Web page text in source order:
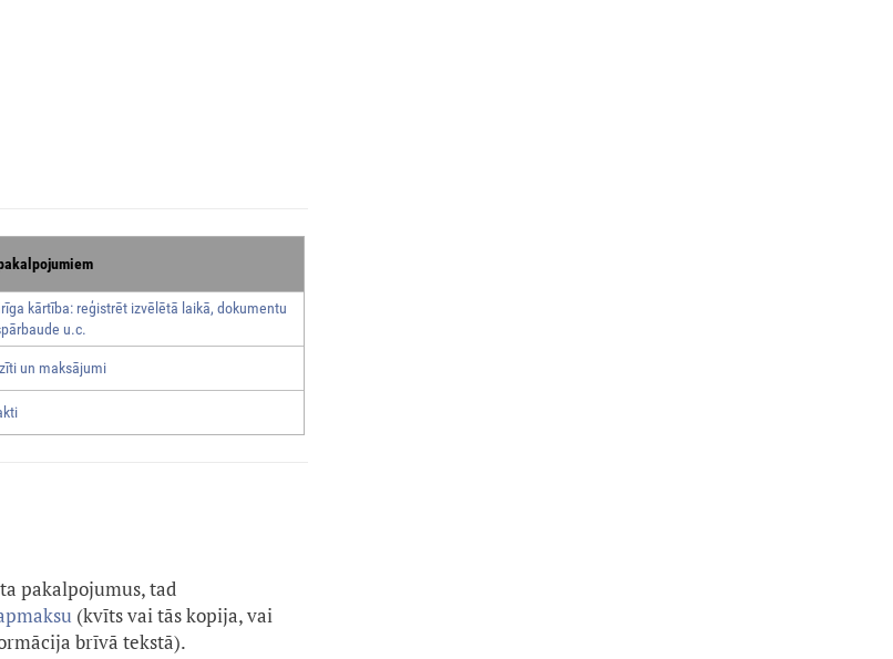
kārtība: reģistrēt izvēlētā laikā, dokumentu
u.c.
un maksājumi
pakalpojumus, tad
(kvīts vai tās kopija, vai
brīvā tekstā).